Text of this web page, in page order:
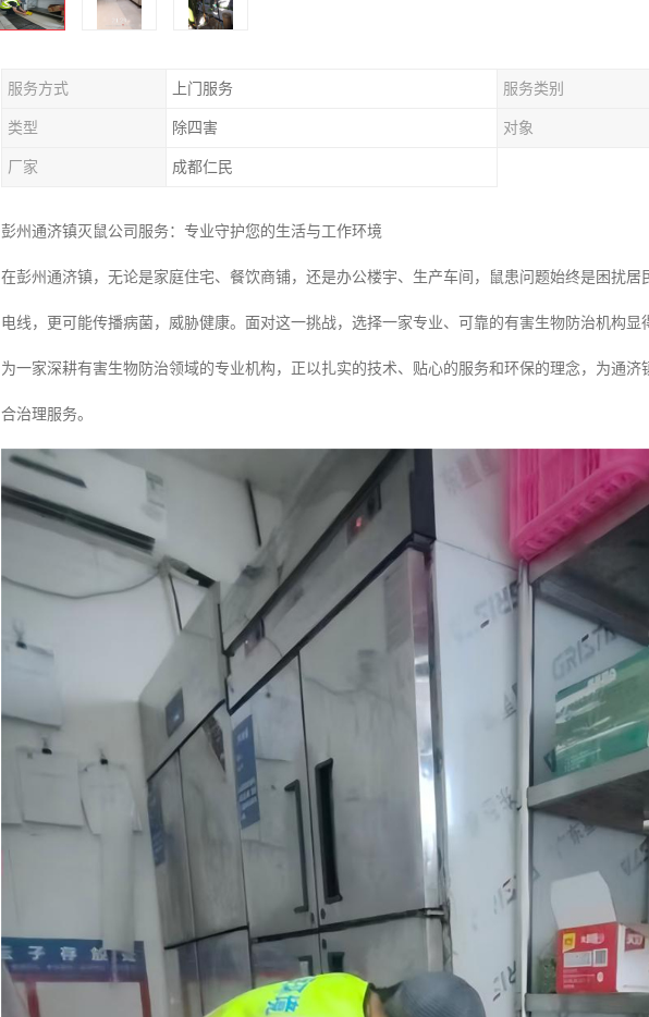
服务方式 上门服务 服务类别
类型 除四害 对象
厂家 成都仁民
彭州通济镇灭鼠公司服务：专业守护您的生活与工作环境
在彭州通济镇，无论是家庭住宅、餐饮商铺，还是办公楼宇、生产车间，鼠患问题始终是困扰
电线，更可能传播病菌，威胁健康。面对这一挑战，选择一家专业、可靠的有害生物防治机构
为一家深耕有害生物防治领域的专业机构，正以扎实的技术、贴心的服务和环保的理念，为通
合治理服务。